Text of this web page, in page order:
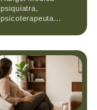
psiquiatra,
psicoterapeuta...